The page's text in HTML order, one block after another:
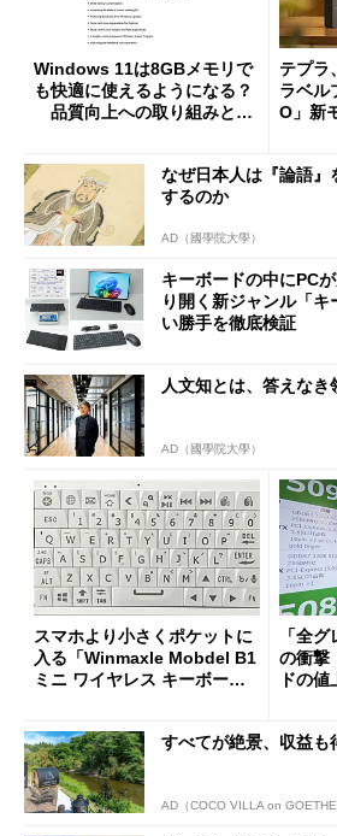
Windows 11は8GBメモリで
も快適に使えるようになる？
品質向上への取り組みと
テプラ
ラベル
O」新
なぜ日本人は『論語』
するのか
AD（國學院大學）
キーボードの中にPC
り開く新ジャンル「
い勝手を徹底検証
人文知とは、答えなき
AD（國學院大學）
スマホより小さくポケットに
入る「Winmaxle Mobdel B1
ミニ ワイヤレス キーボー
「全
の衝撃
ドの
すべてが絶景、収益も
AD（COCO VILLA on GOETHE